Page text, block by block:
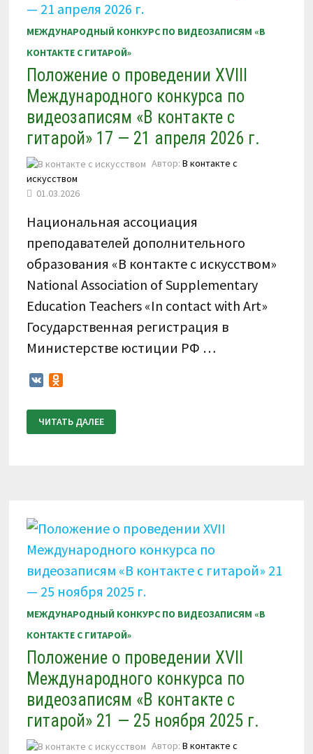
МЕЖДУНАРОДНЫЙ КОНКУРС ПО ВИДЕОЗАПИСЯМ «В
КОНТАКТЕ С ГИТАРОЙ»
Положение о проведении XVIII
Международного конкурса по
видеозаписям «В контакте с
гитарой» 17 — 21 апреля 2026 г.
Автор:В контакте с
искусством
01.03.2026
Национальная ассоциация
преподавателей дополнительного
образования «В контакте с искусством»
National Association of Supplementary
Education Teachers «In contact with Art»
Государственная регистрация в
Министерстве юстиции РФ …
VK
ПОЛОЖЕНИЕ
О
ПРОВЕДЕНИИ
ГИТАРОЙ»
17
21
АПРЕЛЯ
2026
Г.
ЧИТАТЬ ДАЛЕЕ
МЕЖДУНАРОДНЫЙ КОНКУРС ПО ВИДЕОЗАПИСЯМ «В
КОНТАКТЕ С ГИТАРОЙ»
Положение о проведении XVII
Международного конкурса по
видеозаписям «В контакте с
гитарой» 21 — 25 ноября 2025 г.
Автор:В контакте с